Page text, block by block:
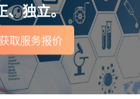
、独立。
取服务报价